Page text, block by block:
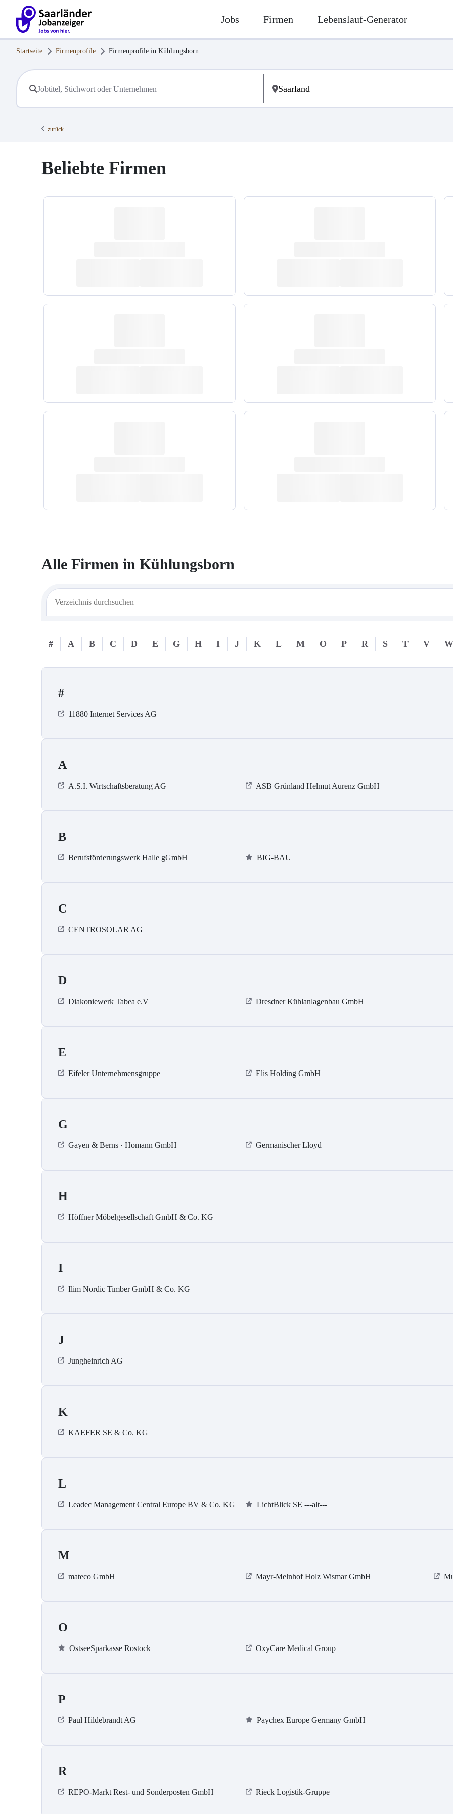
Jobs Firmen Lebenslauf-Generator
Startseite Firmenprofile Firmenprofile in Kühlungsborn
zurück
Beliebte Firmen
Alle Firmen in Kühlungsborn
# A B C D E G H I J K L M O P R S T V W
#
11880 Internet Services AG
A
A.S.I. Wirtschaftsberatung AG ASB Grün­land Helmut Au­renz GmbH
B
Berufsförderungswerk Halle gGmbH BIG-BAU
C
CENTROSOLAR AG
D
Diakoniewerk Tabea e.V Dresdner Kühlanlagenbau GmbH
E
Eifeler Unternehmensgruppe Elis Holding GmbH
G
Gayen & Berns · Homann GmbH Germanischer Lloyd
H
Höffner Möbelgesellschaft GmbH & Co. KG
I
Ilim Nordic Timber GmbH & Co. KG
J
Jungheinrich AG
K
KAEFER SE & Co. KG
L
Leadec Management Central Europe BV & Co. KG LichtBlick SE ---alt---
M
mateco GmbH Mayr-Melnhof Holz Wismar GmbH
O
OstseeSparkasse Rostock OxyCare Medical Group
P
Paul Hildebrandt AG Paychex Europe Germany GmbH
R
REPO-Markt Rest- und Sonderposten GmbH Rieck Logistik-Gruppe